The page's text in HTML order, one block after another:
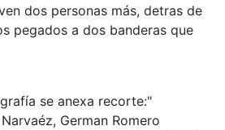
dos personas más, detras de
pegados a dos banderas que
se anexa recorte:"
German Romero